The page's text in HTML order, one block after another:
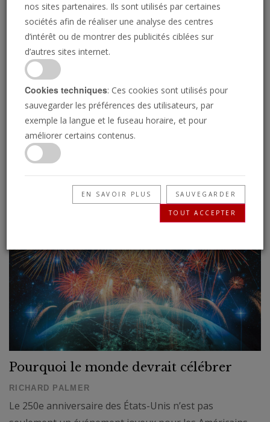
Cartographier une superpuissance
JEREMIAH JACQUES
Avant la richesse ou la puissance militaire, il y avait
quelque chose d'encore plus fondamental.
Pourquoi le monde devrait célébrer
RICHARD PALMER
Le 250e anniversaire des États-Unis n’est pas
nos sites partenaires. Ils sont utilisés par certaines
sociétés afin de réaliser une analyse des centres
d’intérêt ou de montrer des publicités ciblées sur
d’autres sites internet.
Cookies techniques: Ces cookies sont utilisés pour
sauvegarder les préférences des utilisateurs, par
exemple la langue et le fuseau horaire, et pour
améliorer certains contenus.
EN SAVOIR PLUS SAUVEGARDER
TOUT ACCEPTER